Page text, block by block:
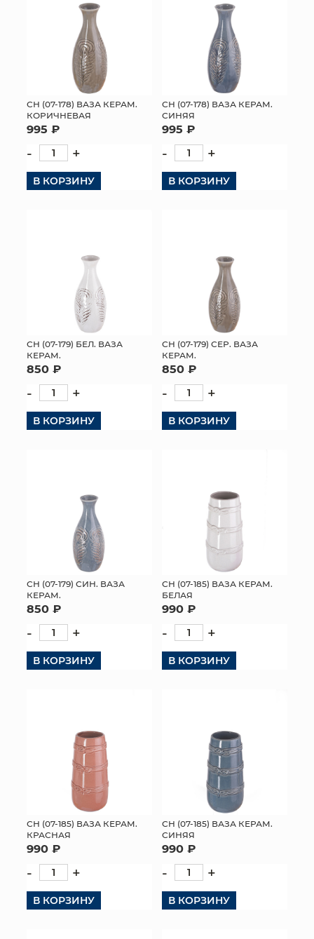
СН (07-178) ВАЗА КЕРАМ.
КОРИЧНЕВАЯ
995 ₽
- +
В КОРЗИНУ
СН (07-178) ВАЗА КЕРАМ.
СИНЯЯ
995 ₽
- +
В КОРЗИНУ
СН (07-179) БЕЛ. ВАЗА
КЕРАМ.
850 ₽
- +
В КОРЗИНУ
СН (07-179) СЕР. ВАЗА
КЕРАМ.
850 ₽
- +
В КОРЗИНУ
СН (07-179) СИН. ВАЗА
КЕРАМ.
850 ₽
- +
В КОРЗИНУ
СН (07-185) ВАЗА КЕРАМ.
БЕЛАЯ
990 ₽
- +
В КОРЗИНУ
СН (07-185) ВАЗА КЕРАМ.
КРАСНАЯ
990 ₽
- +
В КОРЗИНУ
СН (07-185) ВАЗА КЕРАМ.
СИНЯЯ
990 ₽
- +
В КОРЗИНУ